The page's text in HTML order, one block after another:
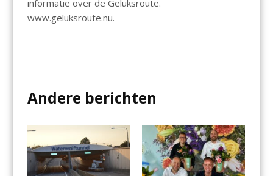
informatie over de Geluksroute.
www.geluksroute.nu.
Andere berichten